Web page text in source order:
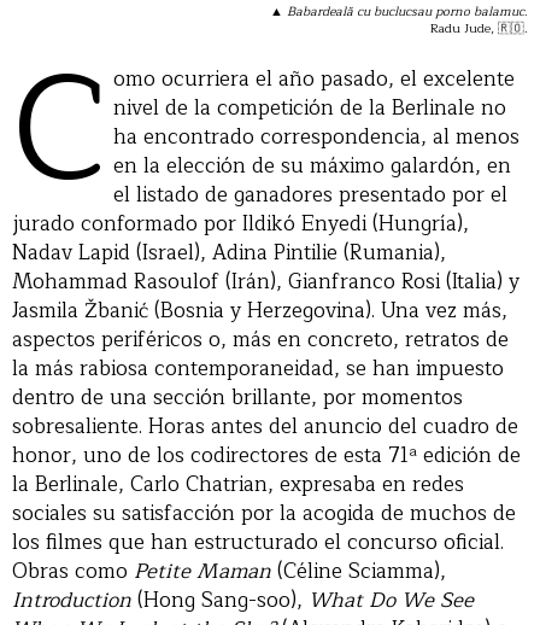
▲ Babardeală cu buclucsau porno balamuc.
Radu Jude, 🇷🇴.
C omo ocurriera el año pasado, el excelente
nivel de la competición de la Berlinale no
ha encontrado correspondencia, al menos
en la elección de su máximo galardón, en
el listado de ganadores presentado por el
jurado conformado por Ildikó Enyedi (Hungría),
Nadav Lapid (Israel), Adina Pintilie (Rumania),
Mohammad Rasoulof (Irán), Gianfranco Rosi (Italia) y
Jasmila Žbanić (Bosnia y Herzegovina). Una vez más,
aspectos periféricos o, más en concreto, retratos de
la más rabiosa contemporaneidad, se han impuesto
dentro de una sección brillante, por momentos
sobresaliente. Horas antes del anuncio del cuadro de
honor, uno de los codirectores de esta 71ª edición de
la Berlinale, Carlo Chatrian, expresaba en redes
sociales su satisfacción por la acogida de muchos de
los filmes que han estructurado el concurso oficial.
Obras como Petite Maman(Céline Sciamma),
Introduction(Hong Sang-soo), What Do We See